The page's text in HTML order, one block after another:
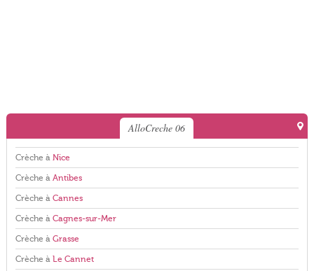
AlloCreche 06
Crèche à Nice
Crèche à Antibes
Crèche à Cannes
Crèche à Cagnes-sur-Mer
Crèche à Grasse
Crèche à Le Cannet